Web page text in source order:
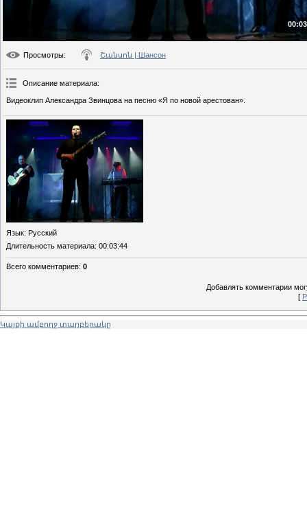
Просмотры: Շանսոն | Шансон
Описание материала:
Видеоклип Александра Звинцова на песню «Я по новой арестован».
Язык: Русский
Длительность материала: 00:03:44
Всего комментариев: 0
Добавлять комментарии
[
Կայքի ամբողջ տարբերակը